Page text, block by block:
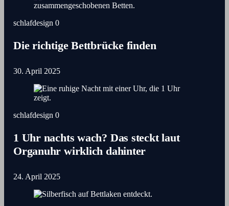
schlafdesign 0
Die richtige Bettbrücke finden
30. April 2025
schlafdesign 0
1 Uhr nachts wach? Das steckt laut
Organuhr wirklich dahinter
24. April 2025